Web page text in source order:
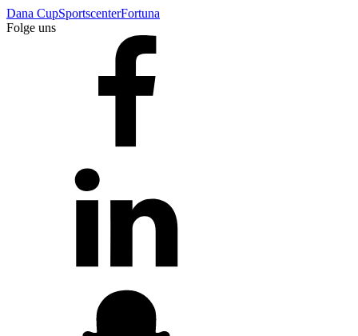
Dana CupSportscenterFortuna
Folge uns